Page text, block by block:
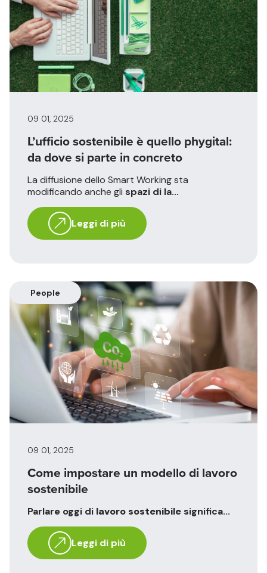
09 01, 2025
L’ufficio sostenibile è quello phygital:
da dove si parte in concreto
La diffusione dello Smart Working sta
modificando anche gli spazi di la...
Leggi di più
People
09 01, 2025
Come impostare un modello di lavoro
sostenibile
Parlare oggi di lavoro sostenibilesignifica...
Leggi di più